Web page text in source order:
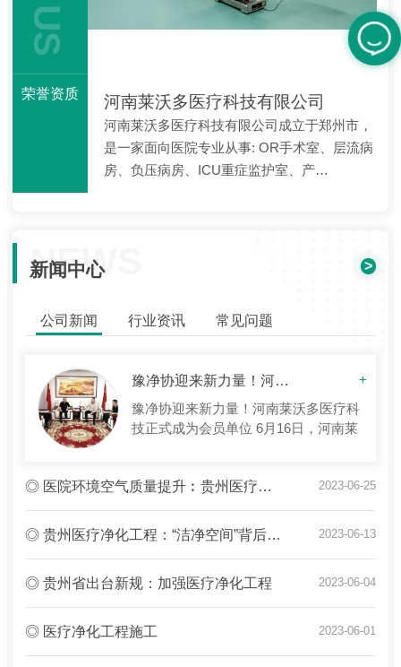
荣誉资质 河南莱沃多医疗科技有限公司
河南莱沃多医疗科技有限公司成立于郑州市，
是一家面向医院专业从事: OR手术室、层流病
房、负压病房、ICU重症监护室、产…
NEWS
新闻中心 >
公司新闻 行业资讯 常见问题
豫净协迎来新力量！河南莱沃多医疗科技正式成为会员单位
+
豫净协迎来新力量！河南莱沃多医疗科
技正式成为会员单位 6月16日，河南莱
占飞到访河南省洁净技术协会秘书处，
河南省洁净技术协会会长周星旭及执行
秘书长雷东升对来访代表予以热烈欢
迎，双方进行了亲切友好的交流。 河南
◎ 医院环境空气质量提升︰贵州医疗净化工程成效初显 2023-06-25
◎ 贵州医疗净化工程：“洁净空间”背后的努力 2023-06-13
◎ 贵州省出台新规：加强医疗净化工程 2023-06-04
◎ 医疗净化工程施工 2023-06-01